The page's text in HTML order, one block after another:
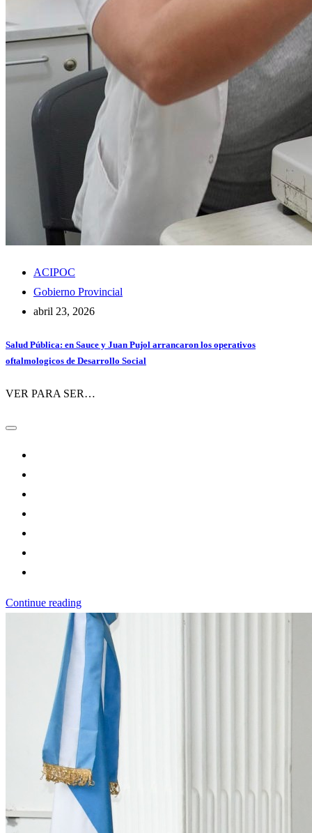
ACIPOC
Gobierno Provincial
abril 23, 2026
Salud Pública: en Sauce y Juan Pujol arrancaron los operativos
oftalmologicos de Desarrollo Social
VER PARA SER…
Continue reading